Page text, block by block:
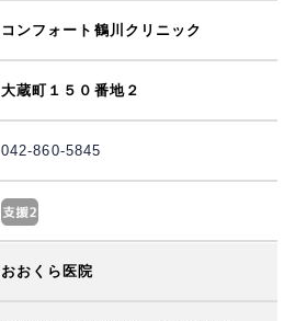
コンフォート鶴川クリニック
大蔵町１５０番地２
042-860-5845
おおくら医院